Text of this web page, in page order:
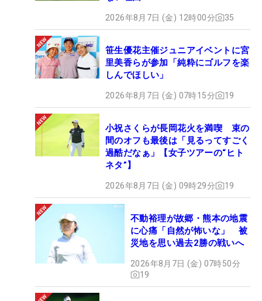
2026年8月7日 (金) 12時00分 35
笹生優花主催ジュニアイベントに宮
里美香らが参加「純粋にゴルフを楽
しんでほしい」
2026年8月7日 (金) 07時15分 19
小祝さくらが長岡花火を満喫 束の
間のオフも最後は「見るってすごく
過酷だなぁ」【女子ツアーの“ヒト
ネタ”】
2026年8月7日 (金) 09時29分 19
不動裕理が故郷・熊本の地震
に心痛「自然が怖いな」 被
災地を思い過去2勝の戦いへ
2026年8月7日 (金) 07時50分
19